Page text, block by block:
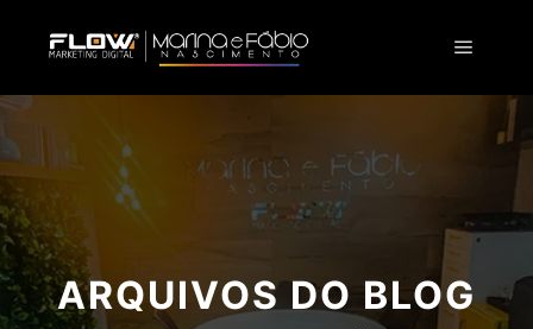
ARQUIVOS DO BLOG